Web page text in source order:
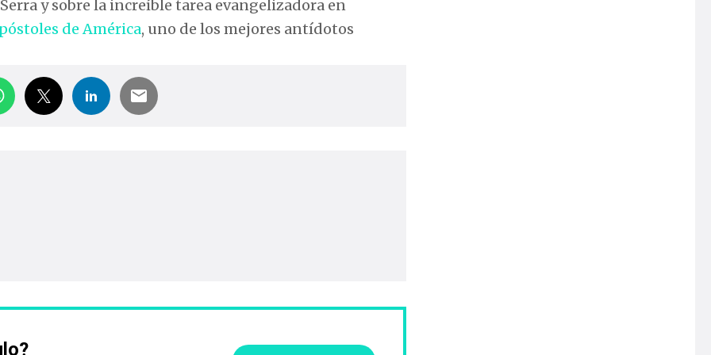
y sobre la increíble tarea evangelizadora en
de América, uno de los mejores antídotos